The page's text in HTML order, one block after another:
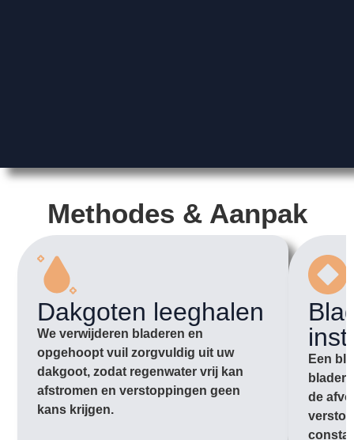
Methodes & Aanpak
Dakgoten leeghalen
We verwijderen bladeren en
opgehoopt vuil zorgvuldig uit uw
dakgoot, zodat regenwater vrij kan
afstromen en verstoppingen geen
kans krijgen.
Een
de